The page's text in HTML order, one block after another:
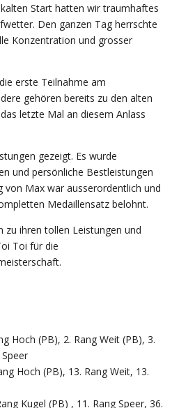
Start hatten wir traumhaftes
Den ganzen Tag herrschte
Konzentration und grosser
erste Teilnahme am
gehören bereits zu den alten
letzte Mal an diesem Anlass
gezeigt. Es wurde
und persönliche Bestleistungen
von Max war ausserordentlich und
Medaillensatz belohnt.
zu ihren tollen Leistungen und
Toi für die
Hoch (PB), 2. Rang Weit (PB), 3.
Hoch (PB), 13. Rang Weit, 13.
Kugel (PB) , 11. Rang Speer, 36.